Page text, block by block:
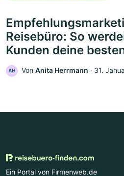
Reisebüro: So
Kunden deine
AH Von Anita Herrmann ‧ 31.
Ein Portal von Firmenweb.de